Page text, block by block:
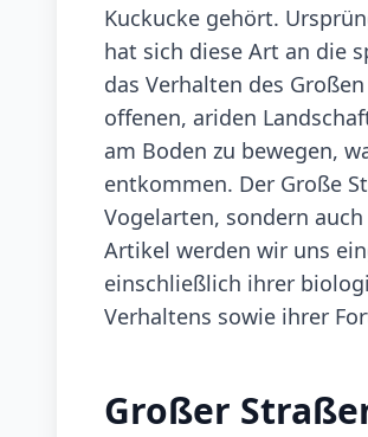
Kuckucke gehört.
hat sich diese Art an die
das Verhalten des
offenen, ariden
am Boden zu bewegen,
entkommen. Der Große
Vogelarten, sondern
Artikel werden wir uns
einschließlich ihrer
Verhaltens sowie ihrer
Großer